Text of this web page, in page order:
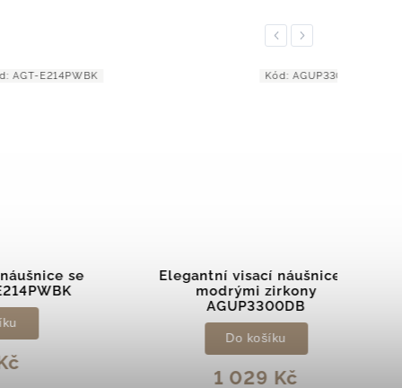
Previous
se
Elegantní visací náušnice s
modrými zirkony
AGUP3300DB
1 029 Kč
Do košíku
AGUP3300DB
Next